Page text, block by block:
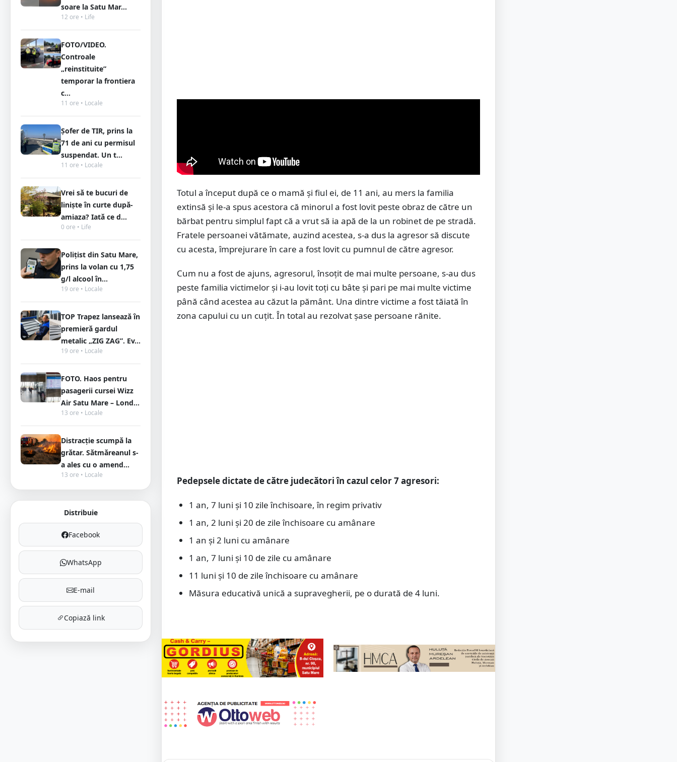
soare la Satu Mar...
12 ore • Life
FOTO/VIDEO.
Controale
„reinstituite”
temporar la frontiera
c...
11 ore • Locale
Șofer de TIR, prins la
71 de ani cu permisul
suspendat. Un t...
11 ore • Locale
Vrei să te bucuri de
liniște în curte după-
amiaza? Iată ce d...
0 ore • Life
Polițist din Satu Mare,
prins la volan cu 1,75
g/l alcool în...
19 ore • Locale
TOP Trapez lansează în
premieră gardul
metalic „ZIG ZAG”. Ev...
19 ore • Locale
FOTO. Haos pentru
pasagerii cursei Wizz
Air Satu Mare – Lond...
13 ore • Locale
Distracție scumpă la
grătar. Sătmăreanul s-
a ales cu o amend...
13 ore • Locale
Distribuie
Facebook
WhatsApp
E-mail
Copiază link
Totul a început după ce o mamă și fiul ei, de 11 ani, au mers la familia
extinsă și le-a spus acestora că minorul a fost lovit peste obraz de către un
bărbat pentru simplul fapt că a vrut să ia apă de la un robinet de pe stradă.
Fratele persoanei vătămate, auzind acestea, s-a dus la agresor să discute
cu acesta, împrejurare în care a fost lovit cu pumnul de către agresor.
Cum nu a fost de ajuns, agresorul, însoțit de mai multe persoane, s-au dus
peste familia victimelor și i-au lovit toți cu bâte şi pari pe mai multe victime
până când acestea au căzut la pământ. Una dintre victime a fost tăiată în
zona capului cu un cuţit. În total au rezolvat șase persoane rănite.
Pedepsele dictate de către judecători în cazul celor 7 agresori:
1 an, 7 luni şi 10 zile închisoare, în regim privativ
1 an, 2 luni şi 20 de zile închisoare cu amânare
1 an și 2 luni cu amânare
1 an, 7 luni şi 10 de zile cu amânare
11 luni şi 10 de zile închisoare cu amânare
Măsura educativă unică a supravegherii, pe o durată de 4 luni.